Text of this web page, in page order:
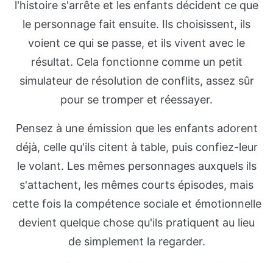
l'histoire s'arrête et les enfants décident ce que
le personnage fait ensuite. Ils choisissent, ils
voient ce qui se passe, et ils vivent avec le
résultat. Cela fonctionne comme un petit
simulateur de résolution de conflits, assez sûr
pour se tromper et réessayer.
Pensez à une émission que les enfants adorent
déjà, celle qu'ils citent à table, puis confiez-leur
le volant. Les mêmes personnages auxquels ils
s'attachent, les mêmes courts épisodes, mais
cette fois la compétence sociale et émotionnelle
devient quelque chose qu'ils pratiquent au lieu
de simplement la regarder.